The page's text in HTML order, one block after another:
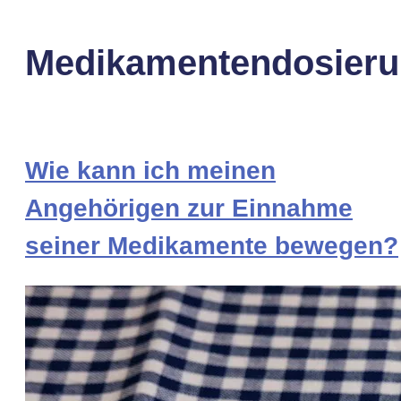
Wie kann ich meinen
Angehörigen zur Einnahme
seiner Medikamente bewegen?